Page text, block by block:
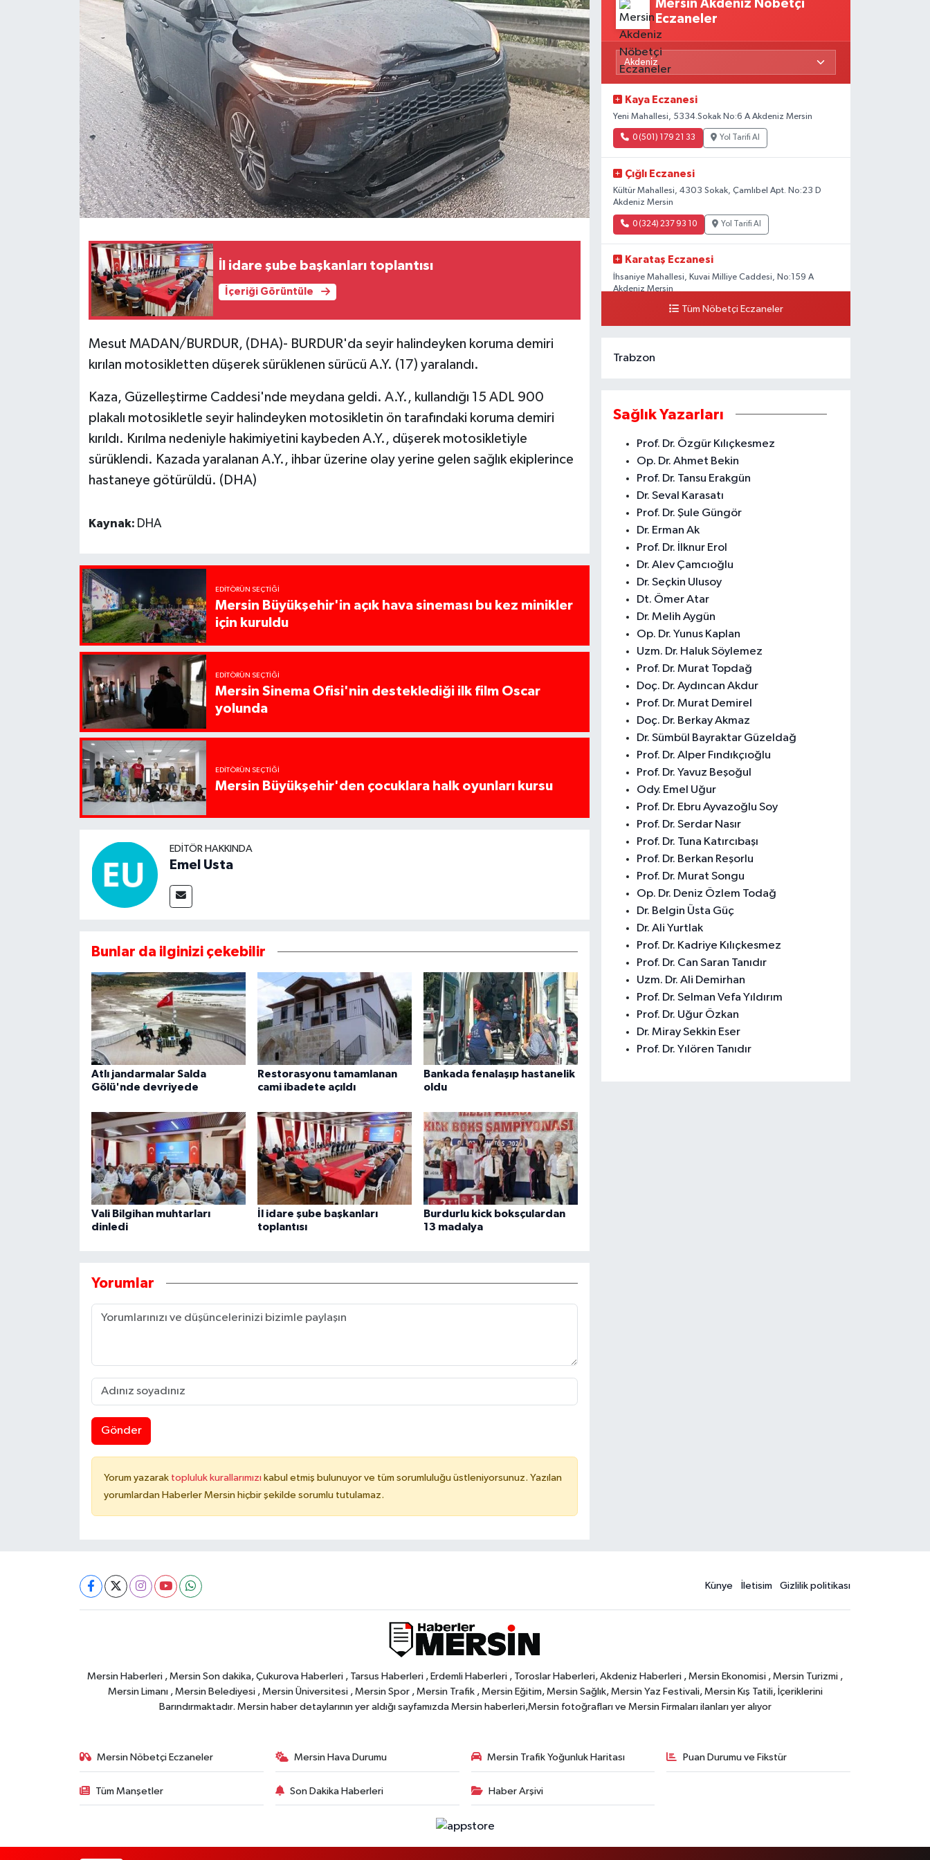
İl idare şube başkanları toplantısı
İçeriği Görüntüle
Mesut MADAN/BURDUR, (DHA)- BURDUR'da seyir halindeyken koruma demiri
kırılan motosikletten düşerek sürüklenen sürücü A.Y. (17) yaralandı.
Kaza, Güzelleştirme Caddesi'nde meydana geldi. A.Y., kullandığı 15 ADL 900
plakalı motosikletle seyir halindeyken motosikletin ön tarafındaki koruma demiri
kırıldı. Kırılma nedeniyle hakimiyetini kaybeden A.Y., düşerek motosikletiyle
sürüklendi. Kazada yaralanan A.Y., ihbar üzerine olay yerine gelen sağlık ekiplerince
hastaneye götürüldü. (DHA)
Kaynak: DHA
EDITÖRÜN SEÇTIĞI
Mersin Büyükşehir'in açık hava sineması bu kez minikler
için kuruldu
EDITÖRÜN SEÇTIĞI
Mersin Sinema Ofisi'nin desteklediği ilk film Oscar
yolunda
EDITÖRÜN SEÇTIĞI
Mersin Büyükşehir'den çocuklara halk oyunları kursu
EDITÖR HAKKINDA
Emel Usta
Bunlar da ilginizi çekebilir
Atlı jandarmalar Salda
Gölü'nde devriyede
Restorasyonu tamamlanan
cami ibadete açıldı
Bankada fenalaşıp hastanelik
oldu
Vali Bilgihan muhtarları
dinledi
İl idare şube başkanları
toplantısı
Burdurlu kick boksçulardan
13 madalya
Yorumlar
Gönder
Yorum yazarak topluluk kurallarımızı kabul etmiş bulunuyor ve tüm sorumluluğu üstleniyorsunuz. Yazılan
yorumlardan Haberler Mersin hiçbir şekilde sorumlu tutulamaz.
Mersin Akdeniz Nöbetçi
Eczaneler
Kaya Eczanesi
Yeni Mahallesi, 5334.Sokak No:6 A Akdeniz Mersin
0 (501) 179 21 33 Yol Tarifi Al
Çığlı Eczanesi
Kültür Mahallesi, 4303 Sokak, Çamlıbel Apt. No:23 D
Akdeniz Mersin
0 (324) 237 93 10 Yol Tarifi Al
Karataş Eczanesi
İhsaniye Mahallesi, Kuvai Milliye Caddesi, No:159 A
Akdeniz Mersin
0 (324) 336 19 52 Yol Tarifi Al
Tüm Nöbetçi Eczaneler
Trabzon
Sağlık Yazarları
Prof. Dr. Özgür Kılıçkesmez
Op. Dr. Ahmet Bekin
Prof. Dr. Tansu Erakgün
Dr. Seval Karasatı
Prof. Dr. Şule Güngör
Dr. Erman Ak
Prof. Dr. İlknur Erol
Dr. Alev Çamcıoğlu
Dr. Seçkin Ulusoy
Dt. Ömer Atar
Dr. Melih Aygün
Op. Dr. Yunus Kaplan
Uzm. Dr. Haluk Söylemez
Prof. Dr. Murat Topdağ
Doç. Dr. Aydıncan Akdur
Prof. Dr. Murat Demirel
Doç. Dr. Berkay Akmaz
Dr. Sümbül Bayraktar Güzeldağ
Prof. Dr. Alper Fındıkçıoğlu
Prof. Dr. Yavuz Beşoğul
Ody. Emel Uğur
Prof. Dr. Ebru Ayvazoğlu Soy
Prof. Dr. Serdar Nasır
Prof. Dr. Tuna Katırcıbaşı
Prof. Dr. Berkan Reşorlu
Prof. Dr. Murat Songu
Op. Dr. Deniz Özlem Todağ
Dr. Belgin Üsta Güç
Dr. Ali Yurtlak
Prof. Dr. Kadriye Kılıçkesmez
Prof. Dr. Can Saran Tanıdır
Uzm. Dr. Ali Demirhan
Prof. Dr. Selman Vefa Yıldırım
Prof. Dr. Uğur Özkan
Dr. Miray Sekkin Eser
Prof. Dr. Yılören Tanıdır
Künye İletisim Gizlilik politikası
Mersin Haberleri , Mersin Son dakika, Çukurova Haberleri , Tarsus Haberleri , Erdemli Haberleri , Toroslar Haberleri, Akdeniz Haberleri , Mersin Ekonomisi , Mersin Turizmi ,
Mersin Limanı , Mersin Belediyesi , Mersin Üniversitesi , Mersin Spor , Mersin Trafik , Mersin Eğitim, Mersin Sağlık, Mersin Yaz Festivali, Mersin Kış Tatili, İçeriklerini
Barındırmaktadır. Mersin haber detaylarının yer aldığı sayfamızda Mersin haberleri,Mersin fotoğrafları ve Mersin Firmaları ilanları yer alıyor
Mersin Nöbetçi Eczaneler Mersin Hava Durumu Mersin Trafik Yoğunluk Haritası Puan Durumu ve Fikstür
Tüm Manşetler Son Dakika Haberleri Haber Arşivi